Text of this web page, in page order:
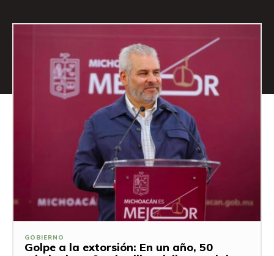
GOBIERNO
Golpe a la extorsión: En un año, 50